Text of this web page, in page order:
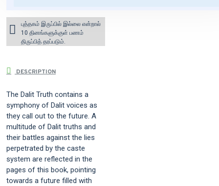
புத்தகம் இருப்பில் இல்லை என்றால்
10 தினங்களுக்குள் பணம்
திருப்பித் தரப்படும்.
DESCRIPTION
The Dalit Truth contains a
symphony of Dalit voices as
they call out to the future. A
multitude of Dalit truths and
their battles against the lies
perpetrated by the caste
system are reflected in the
pages of this book, pointing
towards a future filled with